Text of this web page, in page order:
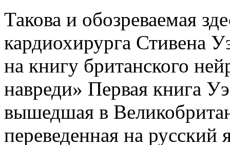
Такова и обозреваемая
кардиохирурга Стивена
на книгу британского
навреди» Первая книга
вышедшая в
переведенная на